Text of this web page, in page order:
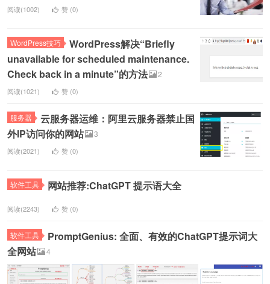
阅读(1002) 赞 (0)
WordPress技巧
WordPress解决“Briefly
unavailable for scheduled maintenance.
Check back in a minute”的方法
2
阅读(1021) 赞 (0)
服务器
云服务器运维：阿里云服务器禁止国
外IP访问你的网站
3
阅读(2021) 赞 (0)
软件工具 网站推荐:ChatGPT 提示语大全
阅读(2243) 赞 (0)
软件工具
PromptGenius: 全面、有效的ChatGPT提示词大
全网站
4